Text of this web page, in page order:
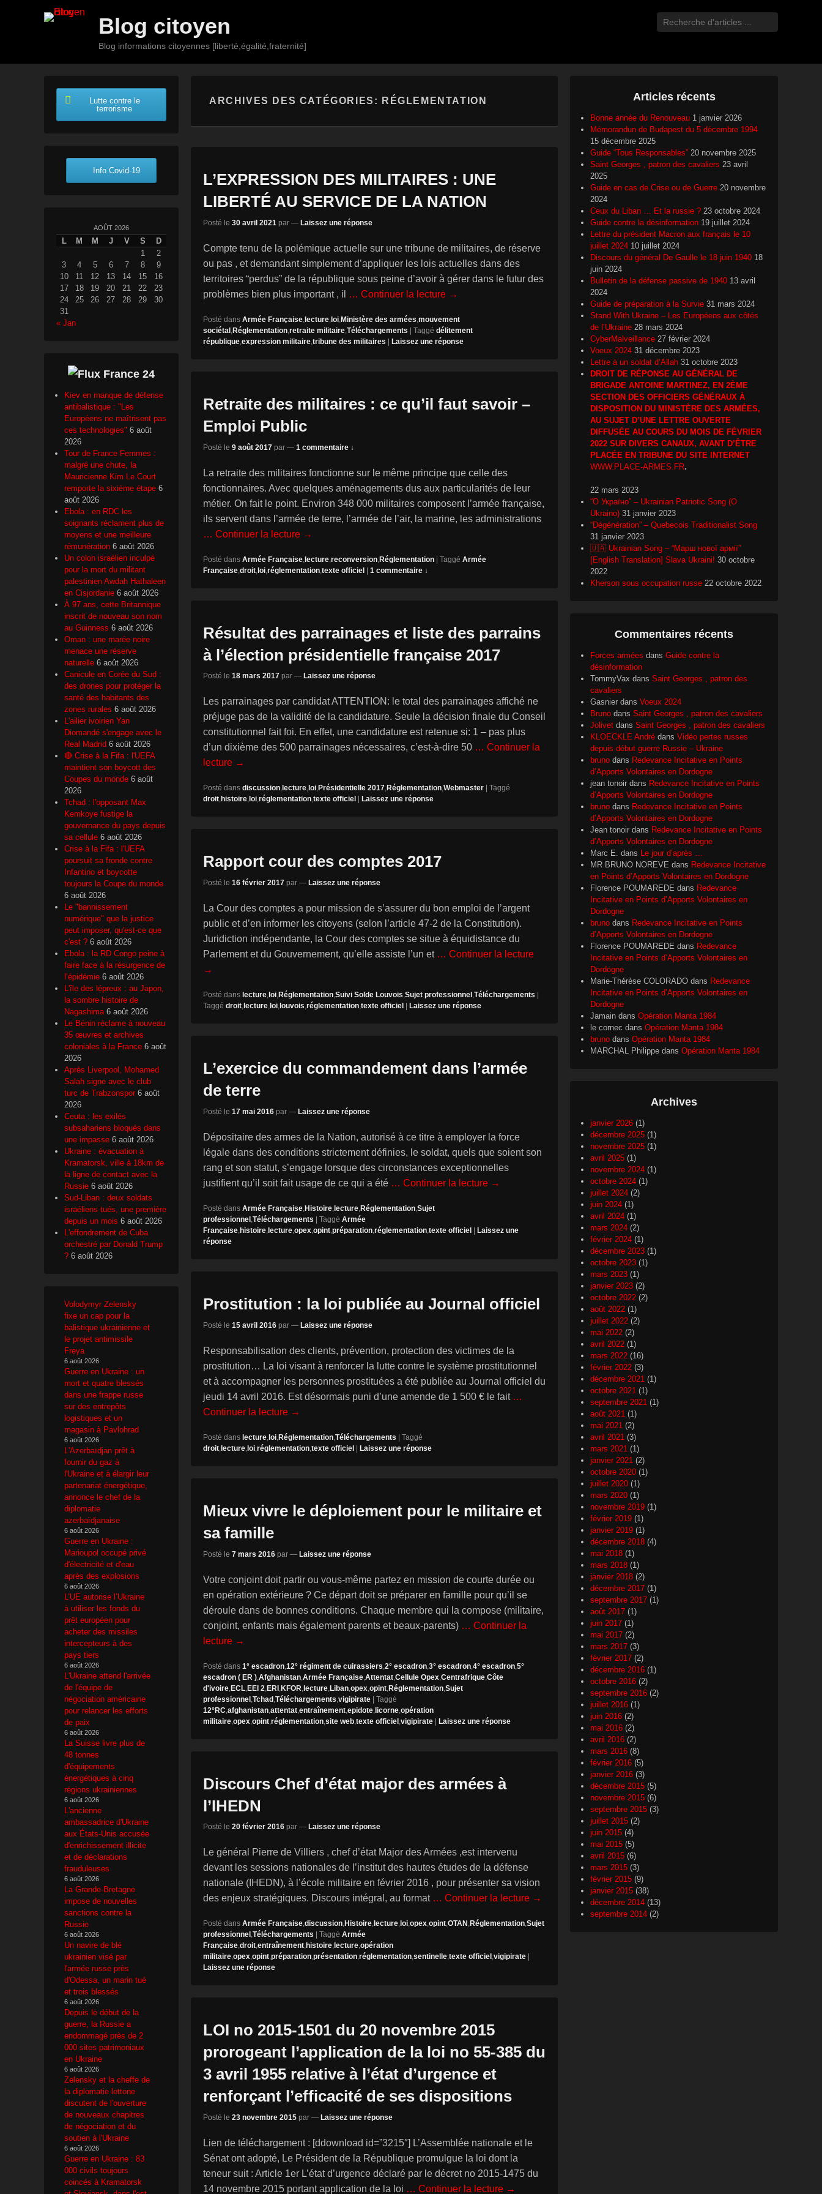
Blog citoyen
Blog informations citoyennes [liberté,égalité,fraternité]
Recherche
ARCHIVES DES CATÉGORIES: RÉGLEMENTATION
L’EXPRESSION DES MILITAIRES : UNE
LIBERTÉ AU SERVICE DE LA NATION
Posté le 30 avril 2021 par — Laissez une réponse
Compte tenu de la polémique actuelle sur une tribune de militaires, de réserve
ou pas , et demandant simplement d’appliquer les lois actuelles dans des
territoires “perdus” de la république sous peine d’avoir à gérer dans le futur des
problèmes bien plus important , il
… Continuer la lecture →
Posté dans Armée Française lecture loi Ministère des armées mouvement
sociétal Réglementation retraite militaire Téléchargements | Taggé délitement
république expression militaire tribune des militaires | Laissez une réponse
Retraite des militaires : ce qu’il faut savoir –
Emploi Public
Posté le 9 août 2017 par — 1 commentaire ↓
La retraite des militaires fonctionne sur le même principe que celle des
fonctionnaires. Avec quelques aménagements dus aux particularités de leur
métier. On fait le point. Environ 348 000 militaires composent l’armée française,
ils servent dans l’armée de terre, l’armée de l’air, la marine, les administrations
… Continuer la lecture →
Posté dans Armée Française lecture reconversion Réglementation | Taggé Armée
Française droit loi réglementation texte officiel | 1 commentaire ↓
Résultat des parrainages et liste des parrains
à l’élection présidentielle française 2017
Posté le 18 mars 2017 par — Laissez une réponse
Les parrainages par candidat ATTENTION: le total des parrainages affiché ne
préjuge pas de la validité de la candidature. Seule la décision finale du Conseil
constitutionnel fait foi. En effet, une candidature est retenue si: 1 – pas plus
d’un dixième des 500 parrainages nécessaires, c’est-à-dire 50 … Continuer la
lecture →
Posté dans discussion, lecture, loi,Présidentielle 2017,Réglementation,Webmaster
Taggé
droit,histoire, loi,réglementation,texte officiel Laissez une réponse
Rapport cour des comptes 2017
Posté le 16 février 2017 par — Laissez une réponse
La Cour des comptes a pour mission de s’assurer du bon emploi de l’argent
public et d’en informer les citoyens (selon l’article 47-2 de la Constitution).
Juridiction indépendante, la Cour des comptes se situe à équidistance du
Parlement et du Gouvernement, qu’elle assiste l’un et … Continuer la lecture
→
Posté dans lecture, loi,Réglementation,Suivi Solde Louvois,Sujet professionnel ,Téléchargements
Taggé droit, lecture, loi, louvois,réglementation,texte officiel Laissez une réponse
L’exercice du commandement dans l’armée
de terre
Posté le 17 mai 2016 par — Laissez une réponse
Dépositaire des armes de la Nation, autorisé à ce titre à employer la force
légale dans des conditions strictement définies, le soldat, quels que soient son
rang et son statut, s’engage lorsque des circonstances exceptionnelles
justifient qu’il soit fait usage de ce qui a été … Continuer la lecture →
Posté dans Armée Française,Histoire, lecture,Réglementation,Sujet
professionnel ,Téléchargements Taggé Armée
Française,histoire, lecture,opex,opint,préparation,réglementation,texte officiel
Laissez une
réponse
Prostitution : la loi publiée au Journal officiel
Posté le 15 avril 2016 par — Laissez une réponse
Responsabilisation des clients, prévention, protection des victimes de la
prostitution… La loi visant à renforcer la lutte contre le système prostitutionnel
et à accompagner les personnes prostituées a été publiée au Journal officiel du
jeudi 14 avril 2016. Est désormais puni d’une amende de 1 500 € le fait …
Continuer la lecture →
Posté dans lecture loi Réglementation Téléchargements | Taggé
droit lecture loi réglementation texte officiel | Laissez une réponse
Mieux vivre le déploiement pour le militaire et
sa famille
Posté le 7 mars 2016 par — Laissez une réponse
Votre conjoint doit partir ou vous-même partez en mission de courte durée ou
en opération extérieure ? Ce départ doit se préparer en famille pour qu’il se
déroule dans de bonnes conditions. Chaque membre qui la compose (militaire,
conjoint, enfants mais également parents et beaux-parents) … Continuer la
lecture →
Posté dans 1° escadron 12° régiment de cuirassiers 2° escadron 3° escadron 4° escadron 5°
escadron ( ER ) Afghanistan Armée Française Attentat Cellule Opex Centrafrique Côte
d'ivoire ECL EEI 2 ERI KFOR lecture Liban opex opint Réglementation Sujet
professionnel Tchad Téléchargements vigipirate | Taggé
12°RC afghanistan attentat entraînement epidote licorne opération
militaire opex opint réglementation site web texte officiel vigipirate | Laissez une réponse
Discours Chef d’état major des armées à
l’IHEDN
Posté le 20 février 2016 par — Laissez une réponse
Le général Pierre de Villiers , chef d’état Major des Armées ,est intervenu
devant les sessions nationales de l’institut des hautes études de la défense
nationale (IHEDN), à l’école militaire en février 2016 , pour présenter sa vision
des enjeux stratégiques. Discours intégral, au format … Continuer la lecture →
Posté dans Armée Française,discussion,Histoire, lecture, loi,opex,opint,OTAN ,Réglementation,Sujet
professionnel ,Téléchargements Taggé Armée
Française,droit,entraînement,histoire, lecture,opération
militaire,opex,opint,préparation,présentation,réglementation,sentinelle,texte officiel ,vigipirate
Laissez une réponse
LOI no 2015-1501 du 20 novembre 2015
prorogeant l’application de la loi no 55-385 du
3 avril 1955 relative à l’état d’urgence et
renforçant l’efficacité de ses dispositions
Posté le 23 novembre 2015 par — Laissez une réponse
Lien de téléchargement : [ddownload id=”3215″] L’Assemblée nationale et le
Sénat ont adopté, Le Président de la République promulgue la loi dont la
teneur suit : Article 1er L’état d’urgence déclaré par le décret no 2015-1475 du
14 novembre 2015 portant application de la loi … Continuer la lecture →
Articles récents
Bonne année du Renouveau 1 janvier 2026
Mémorandun de Budapest du 5 décembre 1994
15 décembre 2025
Guide “Tous Responsables” 20 novembre 2025
Saint Georges , patron des cavaliers 23 avril
2025
Guide en cas de Crise ou de Guerre 20 novembre
2024
Ceux du Liban … Et la russie ? 23 octobre 2024
Guide contre la désinformation 19 juillet 2024
Lettre du président Macron aux français le 10
juillet 2024 10 juillet 2024
Discours du général De Gaulle le 18 juin 1940 18
juin 2024
Bulletin de la défense passive de 1940 13 avril
2024
Guide de préparation à la Survie 31 mars 2024
Stand With Ukraine – Les Européens aux côtés
de l’Ukraine 28 mars 2024
CyberMalveillance 27 février 2024
Voeux 2024 31 décembre 2023
Lettre à un soldat d’Allah 31 octobre 2023
DROIT DE RÉPONSE AU GÉNÉRAL DE
BRIGADE ANTOINE MARTINEZ, EN 2ÈME
SECTION DES OFFICIERS GÉNÉRAUX À
DISPOSITION DU MINISTÈRE DES ARMÉES,
AU SUJET D’UNE LETTRE OUVERTE
DIFFUSÉE AU COURS DU MOIS DE FÉVRIER
2022 SUR DIVERS CANAUX, AVANT D’ÊTRE
PLACÉE EN TRIBUNE DU SITE INTERNET
WWW.PLACE-ARMES.FR.
22 mars 2023
“О Україно” – Ukrainian Patriotic Song (O
Ukraino) 31 janvier 2023
“Dégénération” – Quebecois Traditionalist Song
31 janvier 2023
🇺🇦 Ukrainian Song – “Марш нової армії”
[English Translation] Slava Ukraini! 30 octobre
2022
Kherson sous occupation russe 22 octobre 2022
Commentaires récents
Forces armées dans Guide contre la
désinformation
TommyVax dans Saint Georges , patron des
cavaliers
Gasnier dans Voeux 2024
Bruno dans Saint Georges , patron des cavaliers
Jolivet dans Saint Georges , patron des cavaliers
KLOECKLE André dans Vidéo pertes russes
depuis début guerre Russie – Ukraine
bruno dans Redevance Incitative en Points
d’Apports Volontaires en Dordogne
jean tonoir dans Redevance Incitative en Points
d’Apports Volontaires en Dordogne
bruno dans Redevance Incitative en Points
d’Apports Volontaires en Dordogne
Jean tonoir dans Redevance Incitative en Points
d’Apports Volontaires en Dordogne
Marc E. dans Le jour d’après …
MR BRUNO NOREVE dans Redevance Incitative
en Points d’Apports Volontaires en Dordogne
Florence POUMAREDE dans Redevance
Incitative en Points d’Apports Volontaires en
Dordogne
bruno dans Redevance Incitative en Points
d’Apports Volontaires en Dordogne
Florence POUMAREDE dans Redevance
Incitative en Points d’Apports Volontaires en
Dordogne
Marie-Thérèse COLORADO dans Redevance
Incitative en Points d’Apports Volontaires en
Dordogne
Jamain dans Opération Manta 1984
le cornec dans Opération Manta 1984
bruno dans Opération Manta 1984
MARCHAL Philippe dans Opération Manta 1984
Archives
janvier 2026 (1)
décembre 2025 (1)
novembre 2025 (1)
avril 2025 (1)
novembre 2024 (1)
octobre 2024 (1)
juillet 2024 (2)
juin 2024 (1)
avril 2024 (1)
mars 2024 (2)
février 2024 (1)
décembre 2023 (1)
octobre 2023 (1)
mars 2023 (1)
janvier 2023 (2)
octobre 2022 (2)
août 2022 (1)
juillet 2022 (2)
mai 2022 (2)
avril 2022 (1)
mars 2022 (16)
février 2022 (3)
décembre 2021 (1)
octobre 2021 (1)
septembre 2021 (1)
août 2021 (1)
mai 2021 (2)
avril 2021 (3)
mars 2021 (1)
janvier 2021 (2)
octobre 2020 (1)
juillet 2020 (1)
mars 2020 (1)
novembre 2019 (1)
février 2019 (1)
janvier 2019 (1)
décembre 2018 (4)
mai 2018 (1)
mars 2018 (1)
janvier 2018 (2)
décembre 2017 (1)
septembre 2017 (1)
août 2017 (1)
juin 2017 (1)
mai 2017 (2)
mars 2017 (3)
février 2017 (2)
décembre 2016 (1)
octobre 2016 (2)
septembre 2016 (2)
juillet 2016 (1)
juin 2016 (2)
mai 2016 (2)
avril 2016 (2)
mars 2016 (8)
février 2016 (5)
janvier 2016 (3)
décembre 2015 (5)
novembre 2015 (6)
septembre 2015 (3)
juillet 2015 (2)
juin 2015 (4)
mai 2015 (5)
avril 2015 (6)
mars 2015 (3)
février 2015 (9)
janvier 2015 (38)
décembre 2014 (13)
septembre 2014 (2)
Lutte contre le
terrorisme
Info Covid-19
AOÛT 2026
L M M J V S
D
1
2
3
4 5 6 7 8
9
10
11 12 13 14 15
16
17
18 19 20 21 22
23
24
25 26 27 28 29
30
31
« Jan
France 24
Kiev en manque de défense
antibalistique : "Les
Européens ne maîtrisent pas
ces technologies" 6 août
2026
Tour de France Femmes :
malgré une chute, la
Mauricienne Kim Le Court
remporte la sixième étape 6
août 2026
Ebola : en RDC les
soignants réclament plus de
moyens et une meilleure
rémunération 6 août 2026
Un colon israélien inculpé
pour la mort du militant
palestinien Awdah Hathaleen
en Cisjordanie 6 août 2026
À 97 ans, cette Britannique
inscrit de nouveau son nom
au Guinness 6 août 2026
Oman : une marée noire
menace une réserve
naturelle 6 août 2026
Canicule en Corée du Sud :
des drones pour protéger la
santé des habitants des
zones rurales 6 août 2026
L'ailier ivoirien Yan
Diomandé s'engage avec le
Real Madrid 6 août 2026
🔴 Crise à la Fifa : l'UEFA
maintient son boycott des
Coupes du monde 6 août
2026
Tchad : l'opposant Max
Kemkoye fustige la
gouvernance du pays depuis
sa cellule 6 août 2026
Crise à la Fifa : l'UEFA
poursuit sa fronde contre
Infantino et boycotte
toujours la Coupe du monde
6 août 2026
Le "bannissement
numérique" que la justice
peut imposer, qu'est-ce que
c'est ? 6 août 2026
Ebola : la RD Congo peine à
faire face à la résurgence de
l’épidémie 6 août 2026
L'île des lépreux : au Japon,
la sombre histoire de
Nagashima 6 août 2026
Le Bénin réclame à nouveau
35 œuvres et archives
coloniales à la France 6 août
2026
Après Liverpool, Mohamed
Salah signe avec le club
turc de Trabzonspor 6 août
2026
Ceuta : les exilés
subsahariens bloqués dans
une impasse 6 août 2026
Ukraine : évacuation à
Kramatorsk, ville à 18km de
la ligne de contact avec la
Russie 6 août 2026
Sud-Liban : deux soldats
israéliens tués, une première
depuis un mois 6 août 2026
L'effondrement de Cuba
orchestré par Donald Trump
? 6 août 2026
Volodymyr Zelensky
fixe un cap pour la
balistique ukrainienne et
le projet antimissile
Freya
6 août 2026
Guerre en Ukraine : un
mort et quatre blessés
dans une frappe russe
sur des entrepôts
logistiques et un
magasin à Pavlohrad
6 août 2026
L'Azerbaïdjan prêt à
fournir du gaz à
l'Ukraine et à élargir leur
partenariat énergétique,
annonce le chef de la
diplomatie
azerbaïdjanaise
6 août 2026
Guerre en Ukraine :
Marioupol occupé privé
d'électricité et d'eau
après des explosions
6 août 2026
L’UE autorise l’Ukraine
à utiliser les fonds du
prêt européen pour
acheter des missiles
intercepteurs à des
pays tiers
6 août 2026
L'Ukraine attend l'arrivée
de l'équipe de
négociation américaine
pour relancer les efforts
de paix
6 août 2026
La Suisse livre plus de
48 tonnes
d'équipements
énergétiques à cinq
régions ukrainiennes
6 août 2026
L'ancienne
ambassadrice d'Ukraine
aux États-Unis accusée
d'enrichissement illicite
et de déclarations
frauduleuses
6 août 2026
La Grande-Bretagne
impose de nouvelles
sanctions contre la
Russie
6 août 2026
Un navire de blé
ukrainien visé par
l'armée russe près
d'Odessa, un marin tué
et trois blessés
6 août 2026
Depuis le début de la
guerre, la Russie a
endommagé près de 2
000 sites patrimoniaux
en Ukraine
6 août 2026
Zelensky et la cheffe de
la diplomatie lettone
discutent de l'ouverture
de nouveaux chapitres
de négociation et du
soutien à l'Ukraine
6 août 2026
Guerre en Ukraine : 83
000 civils toujours
coincés à Kramatorsk